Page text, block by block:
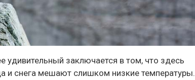
заключается в том, что здесь
и снега мешают слишком низкие температуры.